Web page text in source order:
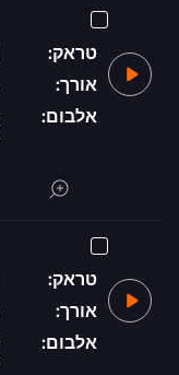
טראק:
אורך:
אלבום:
טראק:
אורך:
אלבום: